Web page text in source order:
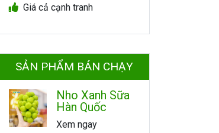
Giá cả cạnh tranh
SẢN PHẨM BÁN CHẠY
Nho Xanh Sữa
Hàn Quốc
Xem ngay